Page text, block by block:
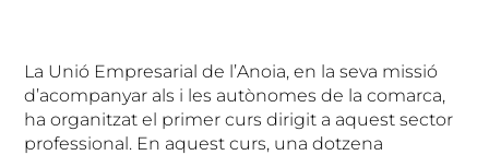
La Unió Empresarial de l’Anoia, en la seva missió
d’acompanyar als i les autònomes de la comarca,
ha organitzat el primer curs dirigit a aquest sector
professional. En aquest curs, una dotzena